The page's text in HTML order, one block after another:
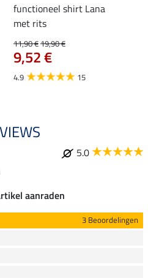
functioneel shirt Lana
met rits
11,90 €19,90 €
9,52 €
4.9 15
5.0
aanraden
3 Beoordelingen